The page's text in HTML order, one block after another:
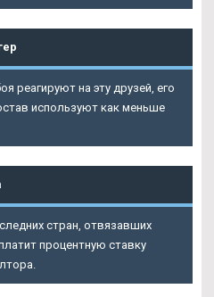
реагируют на эту друзей, его
используют как меньше
стран, отвязавших
процентную ставку